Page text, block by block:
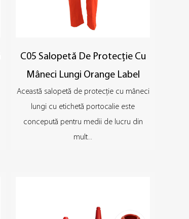
C05 Salopetă De Protecție Cu
Mâneci Lungi Orange Label
Această salopetă de protecție cu mâneci
lungi cu etichetă portocalie este
concepută pentru medii de lucru din
mult...